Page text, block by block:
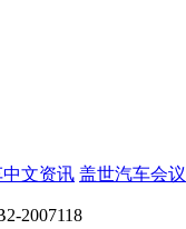
文资讯 盖世汽车会议
2007118